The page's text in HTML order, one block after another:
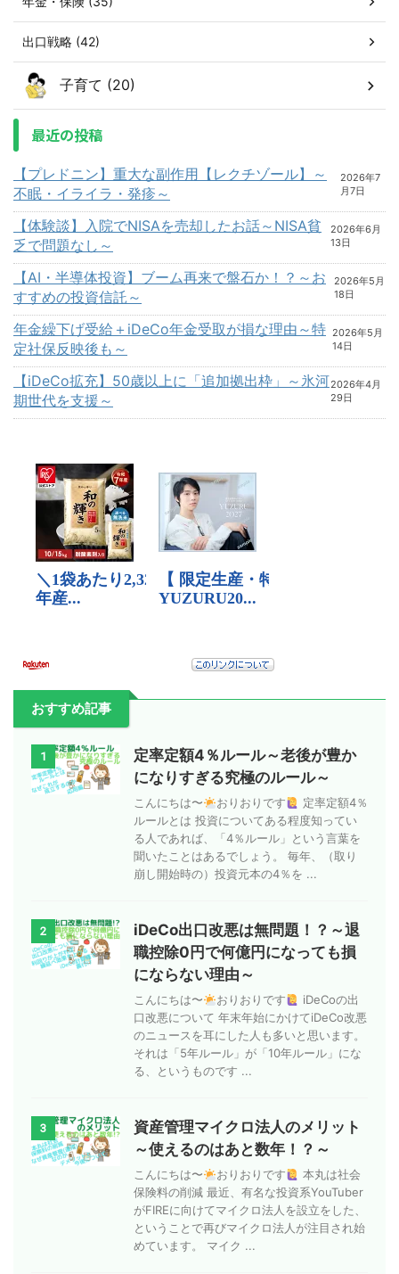
出口戦略 (42)
子育て (20)
最近の投稿
【プレドニン】重大な副作用【レクチゾール】～
不眠・イライラ・発疹～
2026年7
月7日
【体験談】入院でNISAを売却したお話～NISA貧
乏で問題なし～
2026年6月
13日
【AI・半導体投資】ブーム再来で盤石か！？～お
すすめの投資信託～
2026年5月
18日
年金繰下げ受給＋iDeCo年金受取が損な理由～特
定社保反映後も～
2026年5月
14日
【iDeCo拡充】50歳以上に「追加拠出枠」～氷河
期世代を支援～
2026年4月
29日
おすすめ記事
1
定率定額4％ルール～老後が豊か
になりすぎる究極のルール～
こんにちは〜 おりおりです
定率定額4％
ルールとは 投資についてある程度知ってい
る人であれば、「4％ルール」という言葉を
聞いたことはあるでしょう。 毎年、（取り
崩し開始時の）投資元本の4％を ...
2
iDeCo出口改悪は無問題！？～退
職控除0円で何億円になっても損
にならない理由～
こんにちは〜 おりおりです
iDeCoの出
口改悪について 年末年始にかけてiDeCo改悪
のニュースを耳にした人も多いと思います。
それは「5年ルール」が「10年ルール」にな
る、というものです ...
3
資産管理マイクロ法人のメリット
～使えるのはあと数年！？～
こんにちは〜 おりおりです
本丸は社会
保険料の削減 最近、有名な投資系YouTuber
がFIREに向けてマイクロ法人を設立をした、
ということで再びマイクロ法人が注目され始
めています。 マイク ...